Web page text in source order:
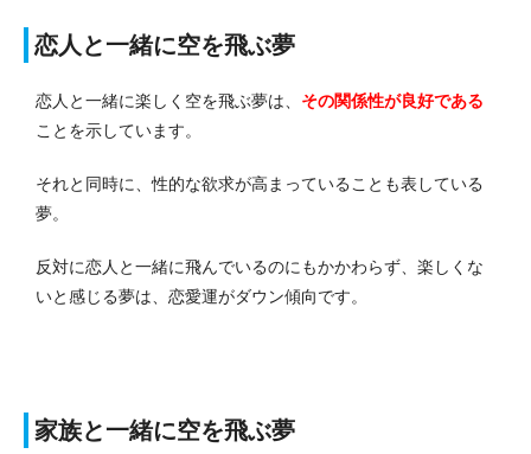
恋人と一緒に空を飛ぶ夢
恋人と一緒に楽しく空を飛ぶ夢は、 その関係性が良好である
ことを示しています。
それと同時に、性的な欲求が高まっていることも表している
夢。
反対に恋人と一緒に飛んでいるのにもかかわらず、楽しくな
いと感じる夢は、恋愛運がダウン傾向です。
家族と一緒に空を飛ぶ夢